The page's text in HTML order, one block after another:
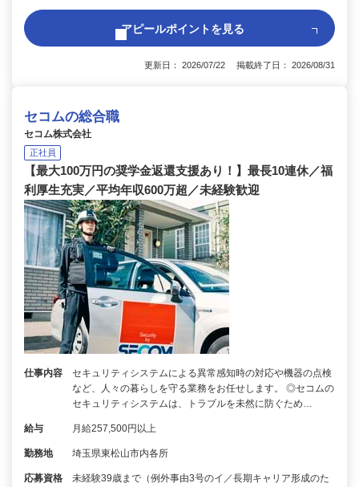
アピールポイントを見る
更新日： 2026/07/22 掲載終了日： 2026/08/31
セコムの総合職
セコム株式会社
正社員
【最大100万円の奨学金返還支援あり！】最長10連休／福
利厚生充実／平均年収600万超／未経験歓迎
仕事内容
セキュリティシステムによる異常感知時の対応や機器の点検
など、人々の暮らしを守る業務をお任せします。 ◎セコムの
セキュリティシステムは、トラブルを未然に防ぐため…
給与 月給257,500円以上
勤務地 埼玉県東松山市内各所
応募資格
未経験39歳まで（例外事由3号のイ／長期キャリア形成のた